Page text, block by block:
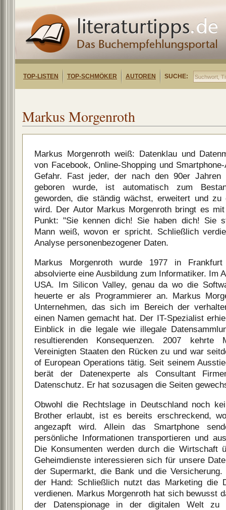
TOP-LISTEN TOP-SCHMÖKER AUTOREN SUCHE:
Markus Morgenroth
Markus Morgenroth weiß: Datenklau und
von Facebook, Online-Shopping und
Gefahr. Fast jeder, der nach den 90er Jahren
geboren wurde, ist automatisch zum
geworden, die ständig wächst, erweitert und zu
wird. Der Autor Markus Morgenroth bringt es
Punkt: "Sie kennen dich! Sie haben dich! Sie
Mann weiß, wovon er spricht. Schließlich
Analyse personenbezogener Daten.
Markus Morgenroth wurde 1977 in
absolvierte eine Ausbildung zum Informatiker. Im
USA. Im Silicon Valley, genau da wo die
heuerte er als Programmierer an. Markus
Unternehmen, das sich im Bereich der
einen Namen gemacht hat. Der IT-Spezialist
Einblick in die legale wie illegale
resultierenden Konsequenzen. 2007 kehrte
Vereinigten Staaten den Rücken zu und war
of European Operations tätig. Seit seinem
berät der Datenexperte als Consultant
Datenschutz. Er hat sozusagen die Seiten
Obwohl die Rechtslage in Deutschland noch
Brother erlaubt, ist es bereits erschreckend,
angezapft wird. Allein das Smartphone
persönliche Informationen transportieren und
Die Konsumenten werden durch die Wirtschaft
Geheimdienste interessieren sich für unsere
der Supermarkt, die Bank und die
der Hand: Schließlich nutzt das Marketing die
verdienen. Markus Morgenroth hat sich bewusst
der Datenspionage in der digitalen Welt zu